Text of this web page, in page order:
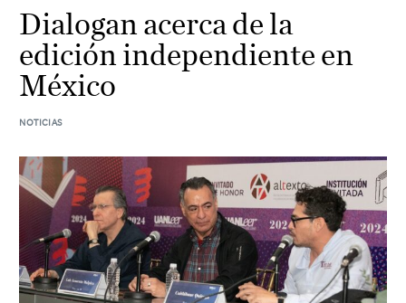
Dialogan acerca de la
edición independiente en
México
NOTICIAS